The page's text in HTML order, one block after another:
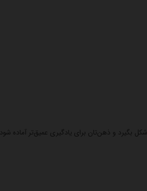
بگیرد و ذهن‌تان برای یادگیری عمیق‌تر آماده شود.